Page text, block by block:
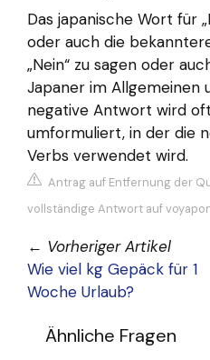
Das japanische Wort für
oder auch die
„Nein“ zu sagen oder
Japaner im Allgemeinen
negative Antwort wird
umformuliert, in der die
Verbs verwendet wird.
Antrag auf Entfernung der
vollständige Antwort auf
← Vorheriger Artikel
Wie viel kg Gepäck für 1
Woche Urlaub?
Ähnliche Fragen